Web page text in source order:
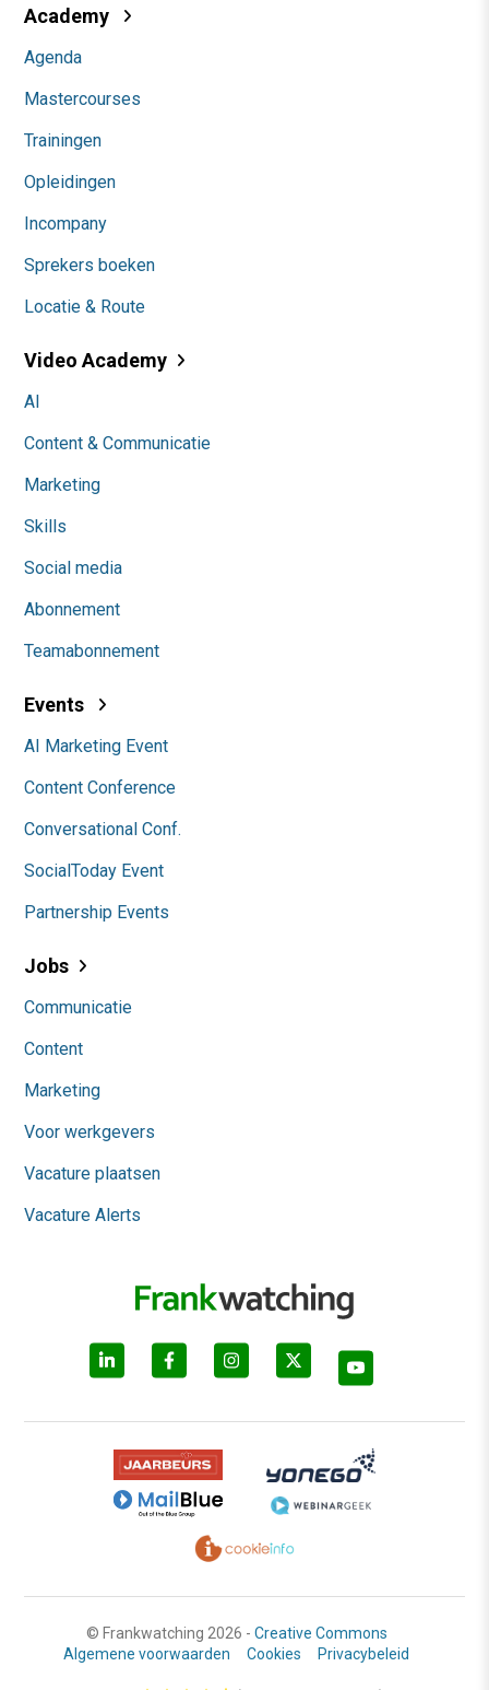
Academy
Agenda
Mastercourses
Trainingen
Opleidingen
Incompany
Sprekers boeken
Locatie & Route
Video Academy
AI
Content & Communicatie
Marketing
Skills
Social media
Abonnement
Teamabonnement
Events
AI Marketing Event
Content Conference
Conversational Conf.
SocialToday Event
Partnership Events
Jobs
Communicatie
Content
Marketing
Voor werkgevers
Vacature plaatsen
Vacature Alerts
© Frankwatching 2026 - Creative Commons
Algemene voorwaarden
Cookies Privacybeleid